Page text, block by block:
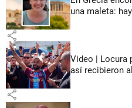
una maleta:
share
Video | Locura
así recibieron
share